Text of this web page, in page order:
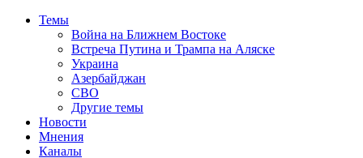
Темы
Война на Ближнем Востоке
Встреча Путина и Трампа на Аляске
Украина
Азербайджан
СВО
Другие темы
Новости
Мнения
Каналы